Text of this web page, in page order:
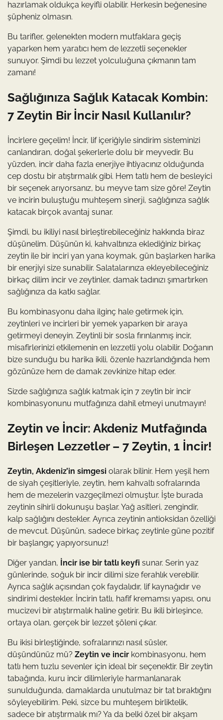
hazırlamak oldukça keyifli olabilir. Herkesin beğenesine
şüpheniz olmasın.
Bu tarifler, gelenekten modern mutfaklara geçiş
yaparken hem yaratıcı hem de lezzetli seçenekler
sunuyor. Şimdi bu lezzet yolculuğuna çıkmanın tam
zamanı!
Sağlığınıza Sağlık Katacak Kombin:
7 Zeytin Bir İncir Nasıl Kullanılır?
İncirlere geçelim! İncir, lif içeriğiyle sindirim sisteminizi
canlandıran, doğal şekerlerle dolu bir meyvedir. Bu
yüzden, incir daha fazla enerjiye ihtiyacınız olduğunda
cep dostu bir atıştırmalık gibi. Hem tatlı hem de besleyici
bir seçenek arıyorsanız, bu meyve tam size göre! Zeytin
ve incirin buluştuğu muhteşem sinerji, sağlığınıza sağlık
katacak birçok avantaj sunar.
Şimdi, bu ikiliyi nasıl birleştirebileceğiniz hakkında biraz
düşünelim. Düşünün ki, kahvaltınıza eklediğiniz birkaç
zeytin ile bir inciri yan yana koymak, gün başlarken harika
bir enerjiyi size sunabilir. Salatalarınıza ekleyebileceğiniz
birkaç dilim incir ve zeytinler, damak tadınızı şımartırken
sağlığınıza da katkı sağlar.
Bu kombinasyonu daha ilginç hale getirmek için,
zeytinleri ve incirleri bir yemek yaparken bir araya
getirmeyi deneyin. Zeytinli bir sosla fırınlanmış incir,
misafirlerinizi etkilemenin en lezzetli yolu olabilir. Doğanın
bize sunduğu bu harika ikili, özenle hazırlandığında hem
gözünüze hem de damak zevkinize hitap eder.
Sizde sağlığınıza sağlık katmak için 7 zeytin bir incir
kombinasyonunu mutfağınıza dahil etmeyi unutmayın!
Zeytin ve İncir: Akdeniz Mutfağında
Birleşen Lezzetler – 7 Zeytin, 1 İncir!
Zeytin, Akdeniz’in simgesi olarak bilinir. Hem yeşil hem
de siyah çeşitleriyle, zeytin, hem kahvaltı sofralarında
hem de mezelerin vazgeçilmezi olmuştur. İşte burada
zeytinin sihirli dokunuşu başlar. Yağ asitleri, zengindir,
kalp sağlığını destekler. Ayrıca zeytinin antioksidan özelliği
de mevcut. Düşünün, sadece birkaç zeytinle güne pozitif
bir başlangıç yapıyorsunuz!
Diğer yandan, İncir ise bir tatlı keyfi sunar. Serin yaz
günlerinde, soğuk bir incir dilimi size ferahlık verebilir.
Ayrıca sağlık açısından çok faydalıdır, lif kaynağıdır ve
sindirimi destekler. İncirin tatlı, hafif kremamsı yapısı, onu
mucizevi bir atıştırmalık haline getirir. Bu ikili birleşince,
ortaya olan, gerçek bir lezzet şöleni çıkar.
Bu ikisi birleştiğinde, sofralarınızı nasıl süsler,
düşündünüz mü? Zeytin ve incir kombinasyonu, hem
tatlı hem tuzlu sevenler için ideal bir seçenektir. Bir zeytin
tabağında, kuru incir dilimleriyle harmanlanarak
sunulduğunda, damaklarda unutulmaz bir tat bıraktığını
söyleyebilirim. Peki, sizce bu muhteşem birliktelik,
sadece bir atıştırmalık mı? Ya da belki özel bir akşam